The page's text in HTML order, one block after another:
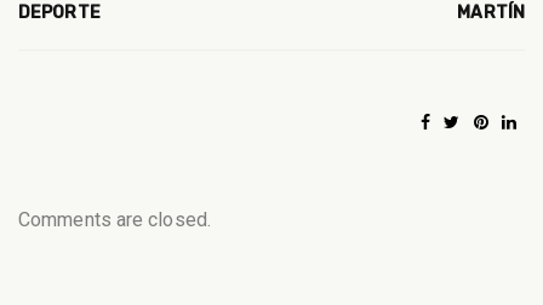
DEPORTE
MARTÍN
Comments are closed.